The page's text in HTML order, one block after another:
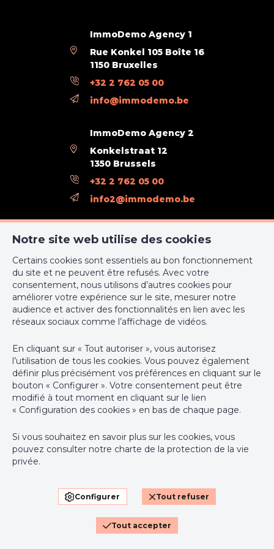
Notre site web utilise des cookies
Certains cookies sont essentiels au bon fonctionnement
du site et ne peuvent être refusés. Avec votre
consentement, nous utilisons d’autres cookies pour
améliorer votre expérience sur le site, mesurer notre
audience et activer des fonctionnalités en lien avec les
réseaux sociaux comme l’affichage de vidéos.
En cliquant sur « Tout autoriser », vous autorisez
l’utilisation de tous les cookies. Vous pouvez également
définir plus précisément vos préférences en cliquant sur le
bouton « Configurer ». Votre consentement peut être
modifié à tout moment en cliquant sur le lien
« Configuration des cookies » en bas de chaque page.
Si vous souhaitez en savoir plus sur les cookies, vous
pouvez consulter notre charte de la protection de la vie
privée.
Configurer Tout refuser
Tout accepter
ImmoDemo Agency 1
Rue Konkel 105 Boîte 16
1150 Bruxelles
+32 2 762 05 00
info@immodemo.be
ImmoDemo Agency 2
Konkelstraat 12
1350 Brussels
+32 2 762 05 00
info2@immodemo.be
1000 Bruxelles
+32 2 762 05 00
support@webulous.be
Agent immobilier intermédiaire agréé IPI sous le numéro 999
999 en Belgique - N° entreprise : TVA BE-0000.111.222
Instance de contrôle: Institut professionnel des agents
immobiliers, rue du Luxembourg 16B, 1000 Bruxelles (+32 2 505
38 50 - info@ipi.be) - Soumis au
code déontologique de l’ IPI
RC professionnelle et cautionnement via AXA Belgium SA,
Charte de la protection de la vie privée
Configuration des cookies